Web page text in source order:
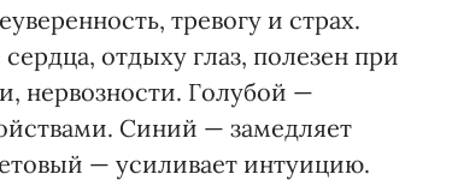
тревогу и страх.
отдыху глаз, полезен при
нервозности. Голубой —
Синий — замедляет
— усиливает интуицию.